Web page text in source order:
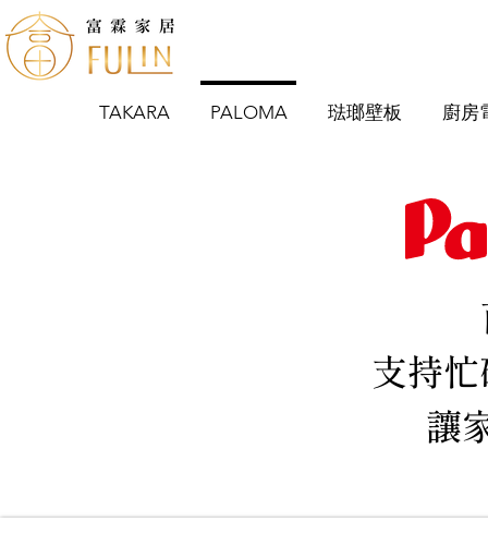
TAKARA PALOMA 琺瑯壁板 廚房
支持
讓